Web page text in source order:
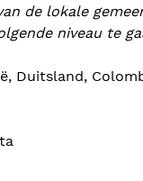
de lokale
niveau te
Duitsland,